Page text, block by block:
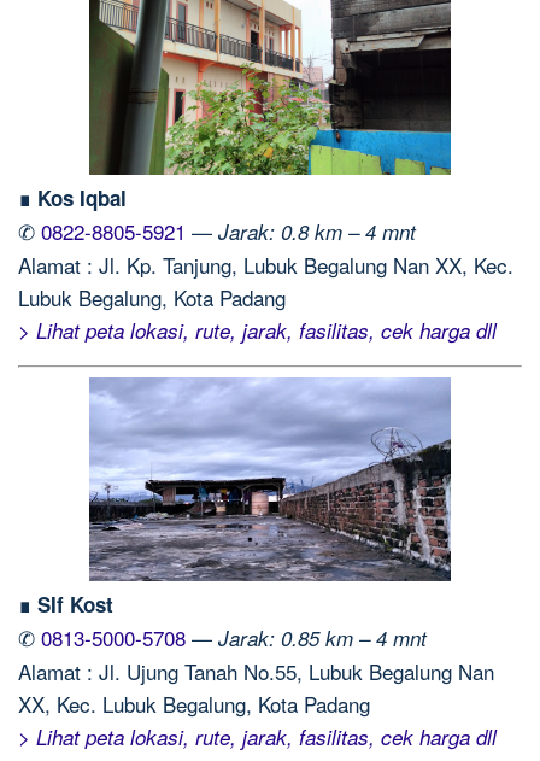
∎ Kos Iqbal
✆ 0822-8805-5921 — Jarak: 0.8 km – 4 mnt
Alamat : Jl. Kp. Tanjung, Lubuk Begalung Nan XX, Kec.
Lubuk Begalung, Kota Padang
> Lihat peta lokasi, rute, jarak, fasilitas, cek harga dll
∎ SIf Kost
✆ 0813-5000-5708 — Jarak: 0.85 km – 4 mnt
Alamat : Jl. Ujung Tanah No.55, Lubuk Begalung Nan
XX, Kec. Lubuk Begalung, Kota Padang
> Lihat peta lokasi, rute, jarak, fasilitas, cek harga dll